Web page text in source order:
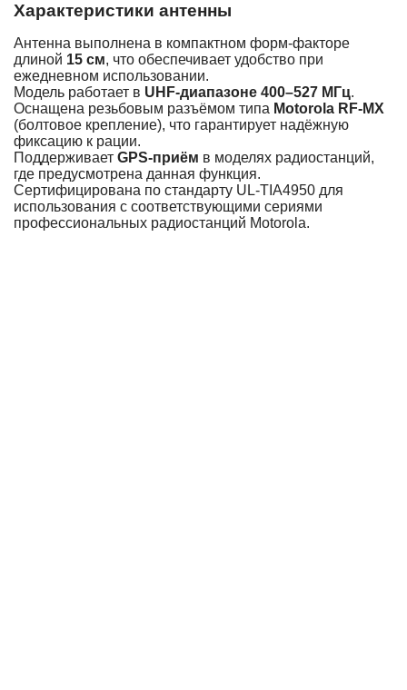
Характеристики антенны
Антенна выполнена в компактном форм-факторе
длиной 15 см, что обеспечивает удобство при
ежедневном использовании.
Модель работает в UHF-диапазоне 400–527 МГц.
Оснащена резьбовым разъёмом типа Motorola RF-MX
(болтовое крепление), что гарантирует надёжную
фиксацию к рации.
Поддерживает GPS-приём в моделях радиостанций,
где предусмотрена данная функция.
Сертифицирована по стандарту UL-TIA4950 для
использования с соответствующими сериями
профессиональных радиостанций Motorola.